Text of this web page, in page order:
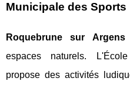
Municipale des Sports
Roquebrune sur Argens
espaces naturels.
propose des activités